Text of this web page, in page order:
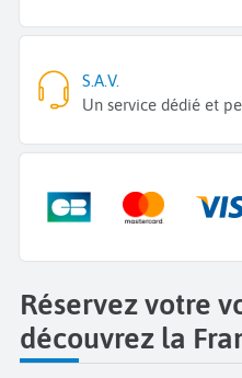
S.A.V.
Un service dédié et
Réservez votre
découvrez la